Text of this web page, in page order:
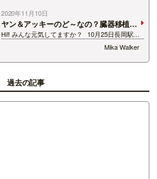
2020年11月10日
ヤン＆アッキーのど～なの？臓器移植
シーズンＲ２
Hi!! みんな元気してますか？ 10月25日長岡駅に
あるCoCoLoで 「ヤン＆アッキーのど～なの？臓
器移植 シーズンＲ２」公開録音を行いました。
雨の降る寒い中、無事に公開録音を開催しまし
Mika Walker
過去の記事